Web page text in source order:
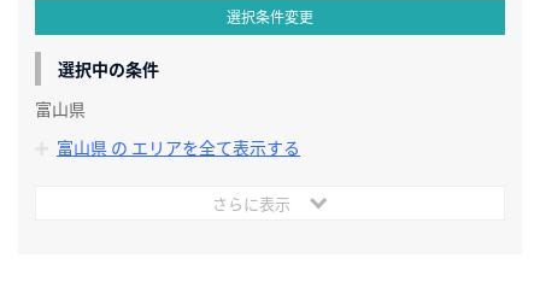
選択条件変更
選択中の条件
富山県
富山県 の エリアを全て表示する
さらに表示